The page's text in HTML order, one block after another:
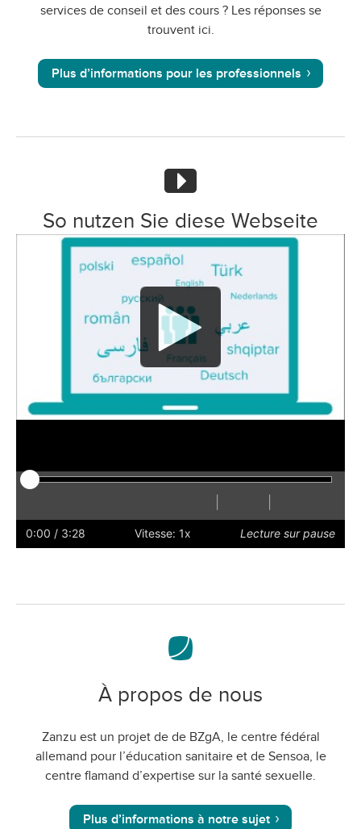
services de conseil et des cours ? Les réponses se
trouvent ici.
Plus d’informations pour les professionnels
So nutzen Sie diese Webseite
Masquer
sous-
rapidement
Plus
lentement
le
mode
0:00 / 3:28 Vitesse: 1x Lecture sur pause
À propos de nous
Zanzu est un projet de de BZgA, le centre fédéral
allemand pour l’éducation sanitaire et de Sensoa, le
centre flamand d’expertise sur la santé sexuelle.
Plus d’informations à notre sujet